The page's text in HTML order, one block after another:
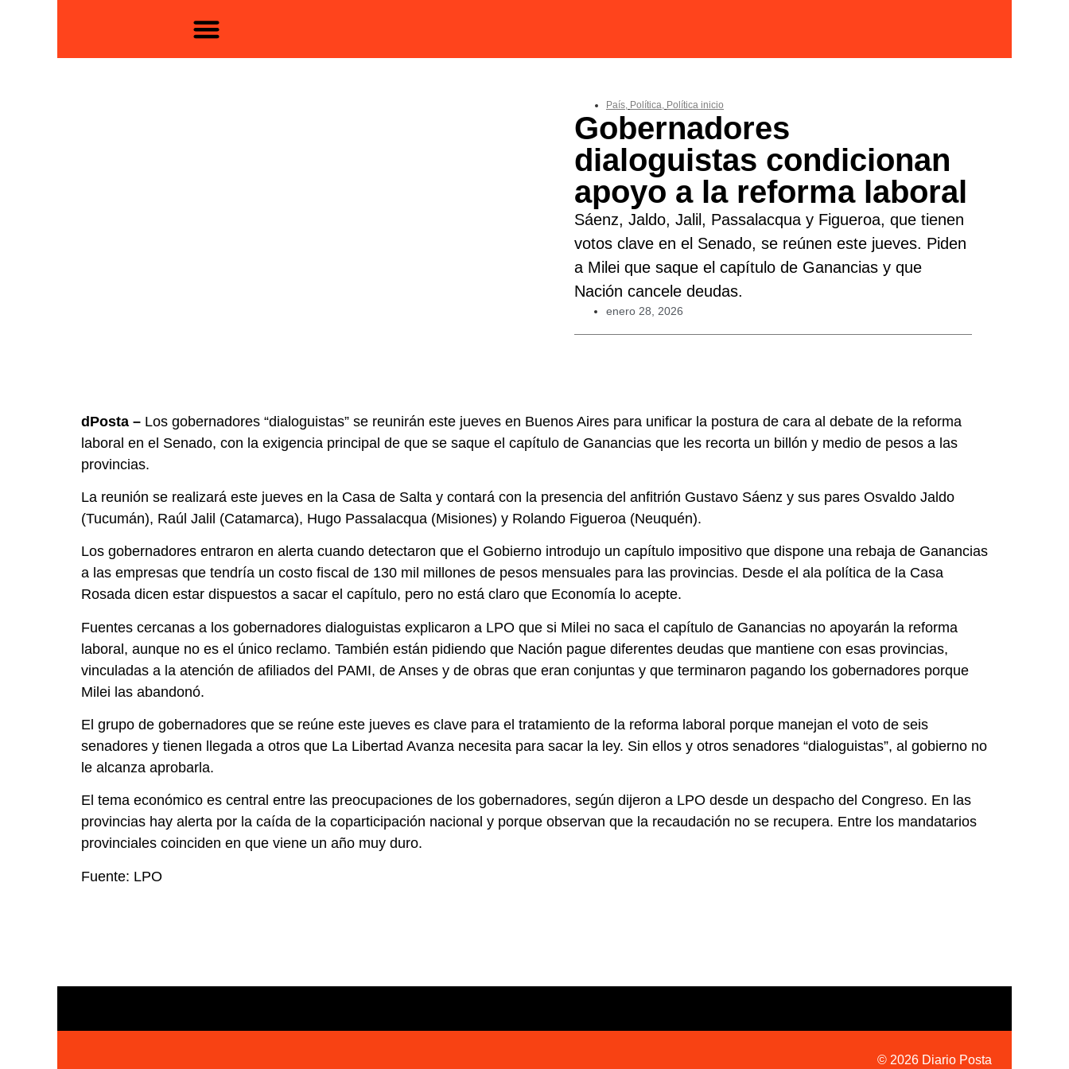
País Política Política inicio
Gobernadores
dialoguistas condicionan
apoyo a la reforma laboral
Sáenz, Jaldo, Jalil, Passalacqua y Figueroa, que tienen
votos clave en el Senado, se reúnen este jueves. Piden
a Milei que saque el capítulo de Ganancias y que
Nación cancele deudas.
enero 28, 2026
dPosta – Los gobernadores “dialoguistas” se reunirán este jueves en Buenos Aires para unificar la postura de cara al debate de la reforma
laboral en el Senado, con la exigencia principal de que se saque el capítulo de Ganancias que les recorta un billón y medio de pesos a las
provincias.
La reunión se realizará este jueves en la Casa de Salta y contará con la presencia del anfitrión Gustavo Sáenz y sus pares Osvaldo Jaldo
(Tucumán), Raúl Jalil (Catamarca), Hugo Passalacqua (Misiones) y Rolando Figueroa (Neuquén).
Los gobernadores entraron en alerta cuando detectaron que el Gobierno introdujo un capítulo impositivo que dispone una rebaja de Ganancias
a las empresas que tendría un costo fiscal de 130 mil millones de pesos mensuales para las provincias. Desde el ala política de la Casa
Rosada dicen estar dispuestos a sacar el capítulo, pero no está claro que Economía lo acepte.
Fuentes cercanas a los gobernadores dialoguistas explicaron a LPO que si Milei no saca el capítulo de Ganancias no apoyarán la reforma
laboral, aunque no es el único reclamo. También están pidiendo que Nación pague diferentes deudas que mantiene con esas provincias,
vinculadas a la atención de afiliados del PAMI, de Anses y de obras que eran conjuntas y que terminaron pagando los gobernadores porque
Milei las abandonó.
El grupo de gobernadores que se reúne este jueves es clave para el tratamiento de la reforma laboral porque manejan el voto de seis
senadores y tienen llegada a otros que La Libertad Avanza necesita para sacar la ley. Sin ellos y otros senadores “dialoguistas”, al gobierno no
le alcanza aprobarla.
El tema económico es central entre las preocupaciones de los gobernadores, según dijeron a LPO desde un despacho del Congreso. En las
provincias hay alerta por la caída de la coparticipación nacional y porque observan que la recaudación no se recupera. Entre los mandatarios
provinciales coinciden en que viene un año muy duro.
Fuente: LPO
© 2026 Diario Posta